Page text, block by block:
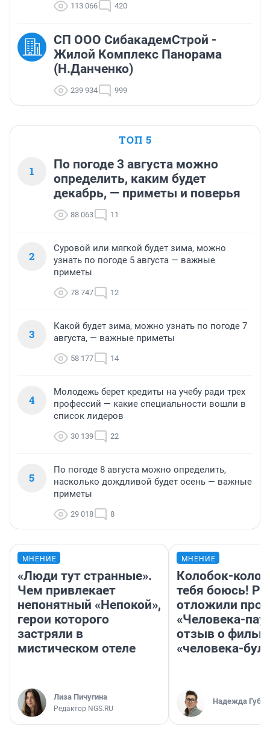
113 066 420
СП ООО СибакадемСтрой -
Жилой Комплекс Панорама
(Н.Данченко)
239 934 999
ТОП 5
1
По погоде 3 августа можно
определить, каким будет
декабрь, — приметы и поверья
88 063 11
2
Суровой или мягкой будет зима, можно
узнать по погоде 5 августа — важные
приметы
78 747 12
3
Какой будет зима, можно узнать по погоде 7
августа, — важные приметы
58 177 14
4
Молодежь берет кредиты на учебу ради трех
профессий — какие специальности вошли в
список лидеров
30 139 22
5
По погоде 8 августа можно определить,
насколько дождливой будет осень — важные
приметы
29 018 8
МНЕНИЕ
«Люди тут странные».
Чем привлекает
непонятный «Непокой»,
герои которого
застряли в
мистическом отеле
Лиза Пичугина
Редактор NGS.RU
МНЕНИЕ
Колобок-
тебя боюсь!
отложили
«Человека-
отзыв о
«человека-
Надежда